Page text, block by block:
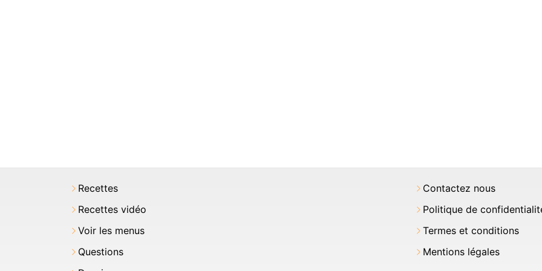
Recettes
Recettes vidéo
Voir les menus
Questions
Contactez nous
Politique de
Termes et conditions
Mentions légales